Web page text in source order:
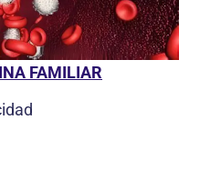
FAMILIAR